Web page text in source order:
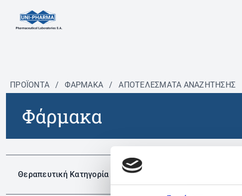
ΠΡΟΪΟΝΤΑ / ΦΆΡΜΑΚΑ / ΑΠΟΤΕΛΕΣΜΑΤΑ ΑΝΑΖΗΤΗΣΗΣ
Φάρμακα
Θεραπευτική Κατηγορία Δεν